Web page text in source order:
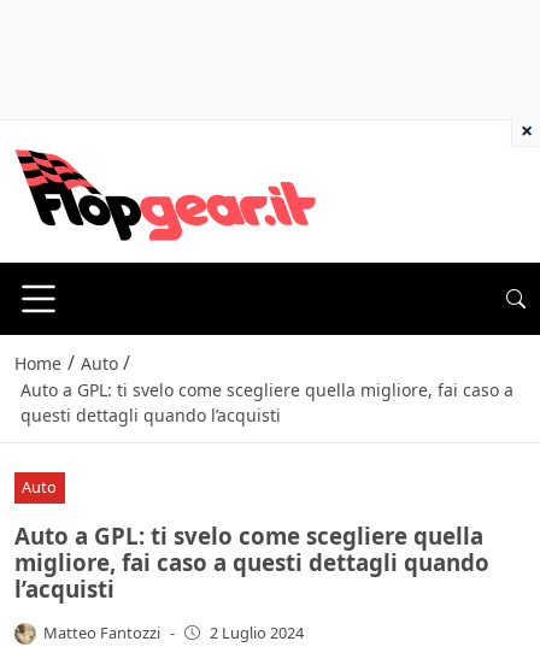
Home / Auto /
Auto a GPL: ti svelo come scegliere quella migliore, fai caso a
questi dettagli quando l’acquisti
Auto
Auto a GPL: ti svelo come scegliere quella
migliore, fai caso a questi dettagli quando
l’acquisti
Matteo Fantozzi - 2 Luglio 2024
×